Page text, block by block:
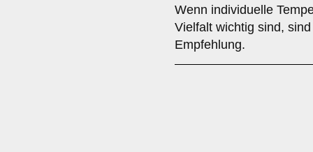
Wenn individuelle
Vielfalt wichtig sind,
Empfehlung.